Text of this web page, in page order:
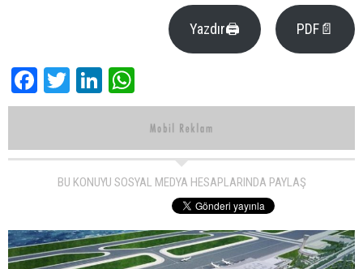
Yazdır🖨 PDF📄
Facebook
TwitterLinkedIn
BU KONUYU SOSYAL MEDYA HESAPLARINDA PAYLAŞ